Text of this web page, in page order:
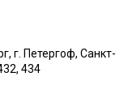
г. Петергоф, Санкт-
434